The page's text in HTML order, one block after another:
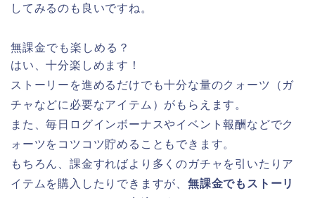
してみるのも良いですね。
無課金でも楽しめる？
はい、十分楽しめます！
ストーリーを進めるだけでも十分な量のクォーツ（ガ
チャなどに必要なアイテム）がもらえます。
また、毎日ログインボーナスやイベント報酬などでク
ォーツをコツコツ貯めることもできます。
もちろん、課金すればより多くのガチャを引いたりア
イテムを購入したりできますが、 無課金でもストーリ